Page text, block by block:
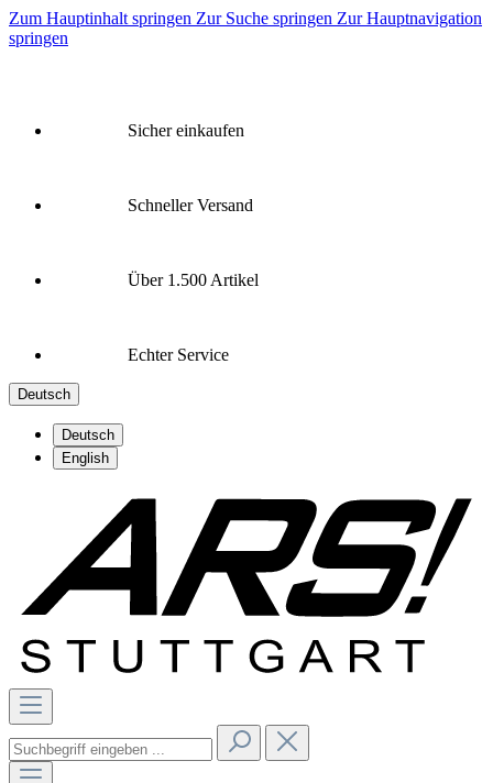
Zum Hauptinhalt springen Zur Suche springen Zur Hauptnavigation
springen
Sicher einkaufen
Schneller Versand
Über 1.500 Artikel
Echter Service
Deutsch
Deutsch
English